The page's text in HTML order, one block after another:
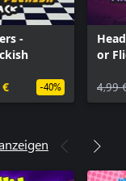
-
€ -40%
or
4,99